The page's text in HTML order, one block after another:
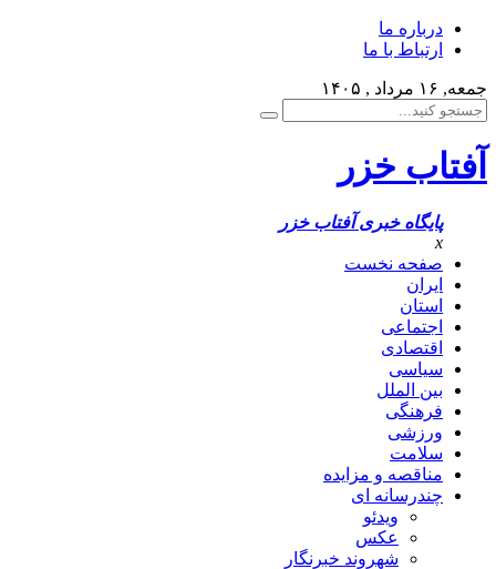
درباره ما
ارتباط با ما
جمعه, ۱۶ مرداد , ۱۴۰۵
آفتاب خزر
پایگاه خبری آفتاب خزر
x
صفحه نخست
ایران
استان
اجتماعی
اقتصادی
سیاسی
بین الملل
فرهنگی
ورزشی
سلامت
مناقصه و مزایده
چندرسانه ای
ویدئو
عکس
شهروند خبرنگار